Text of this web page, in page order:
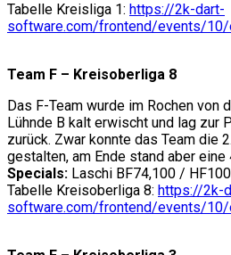
Tabelle Kreisliga 1: https://2k-dart-
software.com/frontend/events/
Team F – Kreisoberliga 8
Das F-Team wurde im Rochen von
Lühnde B kalt erwischt und lag zur
zurück. Zwar konnte das Team die
gestalten, am Ende stand aber
Specials: Laschi BF74,100 /
Tabelle Kreisoberliga 8: https://2k-
software.com/frontend/events/